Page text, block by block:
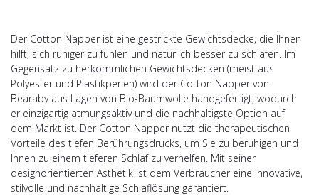
Der Cotton Napper ist eine gestrickte Gewichtsdecke, die Ihnen
hilft, sich ruhiger zu fühlen und natürlich besser zu schlafen. Im
Gegensatz zu herkömmlichen Gewichtsdecken (meist aus
Polyester und Plastikperlen) wird der Cotton Napper von
Bearaby aus Lagen von Bio-Baumwolle handgefertigt, wodurch
er einzigartig atmungsaktiv und die nachhaltigste Option auf
dem Markt ist. Der Cotton Napper nutzt die therapeutischen
Vorteile des tiefen Berührungsdrucks, um Sie zu beruhigen und
Ihnen zu einem tieferen Schlaf zu verhelfen. Mit seiner
designorientierten Ästhetik ist dem Verbraucher eine innovative,
stilvolle und nachhaltige Schlaflösung garantiert.